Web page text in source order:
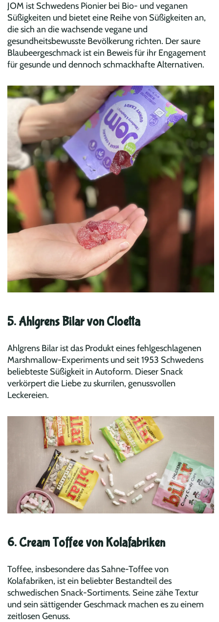
JOM ist Schwedens Pionier bei Bio- und veganen
Süßigkeiten und bietet eine Reihe von Süßigkeiten an,
die sich an die wachsende vegane und
gesundheitsbewusste Bevölkerung richten. Der saure
Blaubeergeschmack ist ein Beweis für ihr Engagement
für gesunde und dennoch schmackhafte Alternativen.
5. Ahlgrens Bilar von Cloetta
Ahlgrens Bilar ist das Produkt eines fehlgeschlagenen
Marshmallow-Experiments und seit 1953 Schwedens
beliebteste Süßigkeit in Autoform. Dieser Snack
verkörpert die Liebe zu skurrilen, genussvollen
Leckereien.
6. Cream Toffee von Kolafabriken
Toffee, insbesondere das Sahne-Toffee von
Kolafabriken, ist ein beliebter Bestandteil des
schwedischen Snack-Sortiments. Seine zähe Textur
und sein sättigender Geschmack machen es zu einem
zeitlosen Genuss.